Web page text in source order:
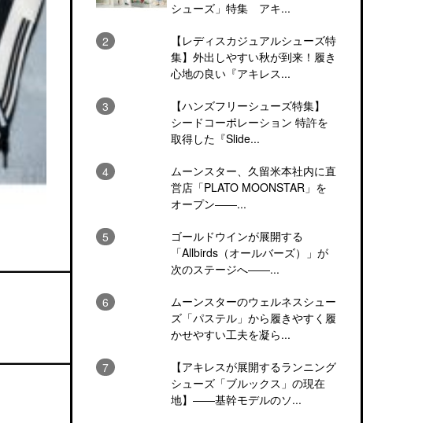
シューズ」特集 アキ...
【レディスカジュアルシューズ特
集】外出しやすい秋が到来！履き
心地の良い『アキレス...
【ハンズフリーシューズ特集】
シードコーポレーション 特許を
取得した『Slide...
ムーンスター、久留米本社内に直
営店「PLATO MOONSTAR」を
オープン――...
ゴールドウインが展開する
「Allbirds（オールバーズ）」が
次のステージへ――...
ムーンスターのウェルネスシュー
ズ「パステル」から履きやすく履
かせやすい工夫を凝ら...
【アキレスが展開するランニング
シューズ「ブルックス」の現在
地】――基幹モデルのソ...